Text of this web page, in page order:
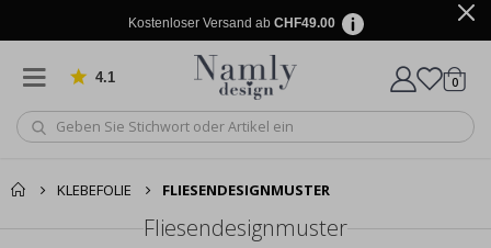
Kostenloser Versand ab CHF49.00
4.1 von 1042 Bewertungen
Wagen
0
KLEBEFOLIE FLIESENDESIGNMUSTER
Fliesendesignmuster